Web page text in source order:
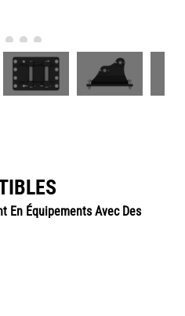
En Équipements Avec Des